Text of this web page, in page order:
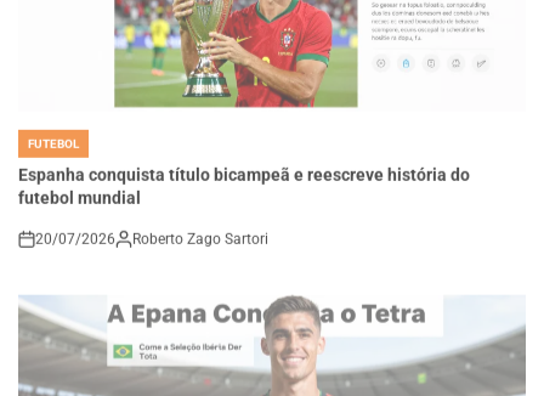
IN
Espanha conquista título bicampeã e reescreve história do
futebol mundial
on
20/07/2026 Roberto Zago Sartori